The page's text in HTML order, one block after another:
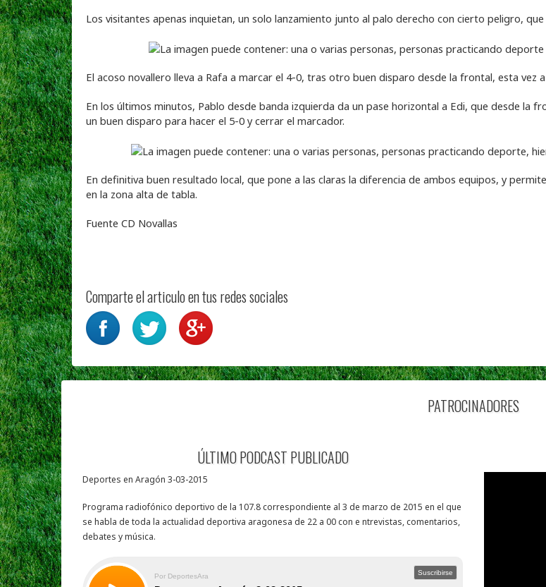
Los visitantes apenas inquietan, un solo lanzamiento junto al palo derecho con cierto peligro, que
El acoso novallero lleva a Rafa a marcar el 4-0, tras otro buen disparo desde la frontal, esta vez
En los últimos minutos, Pablo desde banda izquierda da un pase horizontal a Edi, que desde la
un buen disparo para hacer el 5-0 y cerrar el marcador.
En definitiva buen resultado local, que pone a las claras la diferencia de ambos equipos, y
en la zona alta de tabla.
Fuente CD Novallas
Comparte el articulo en tus redes sociales
PATROCINADORES
ÚLTIMO PODCAST PUBLICADO
Deportes en Aragón 3-03-2015
Programa radiofónico deportivo de la 107.8 correspondiente al 3 de marzo de 2015 en el que
se habla de toda la actualidad deportiva aragonesa de 22 a 00 con e ntrevistas, comentarios,
debates y música.